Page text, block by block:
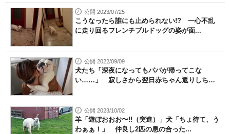
公開 2023/07/25
こうなったら誰にも止められない!? 一心不乱
に走り回るフレンチブルドッグの姿が面...
公開 2022/09/09
犬たち「深夜になってもパパが帰ってこな
い……」 寂しさから翌日赤ちゃん返りしち
公開 2023/10/02
羊「遊ぼおおお〜!!（突進）」犬「ちょ待て、う
わぁぁ！」 仲良し2匹の息の合った...